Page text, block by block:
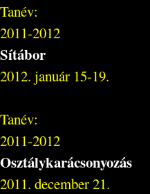
Tanév:
2011-2012
Sítábor
2012. január 15-19.
Tanév:
2011-2012
Osztálykarácsonyozás
2011. december 21.